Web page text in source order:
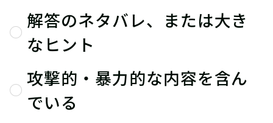
解答のネタバレ、または大き
なヒント
攻撃的・暴力的な内容を含ん
でいる